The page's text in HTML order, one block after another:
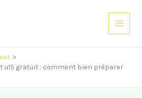
u15 gratuit : comment bien préparer